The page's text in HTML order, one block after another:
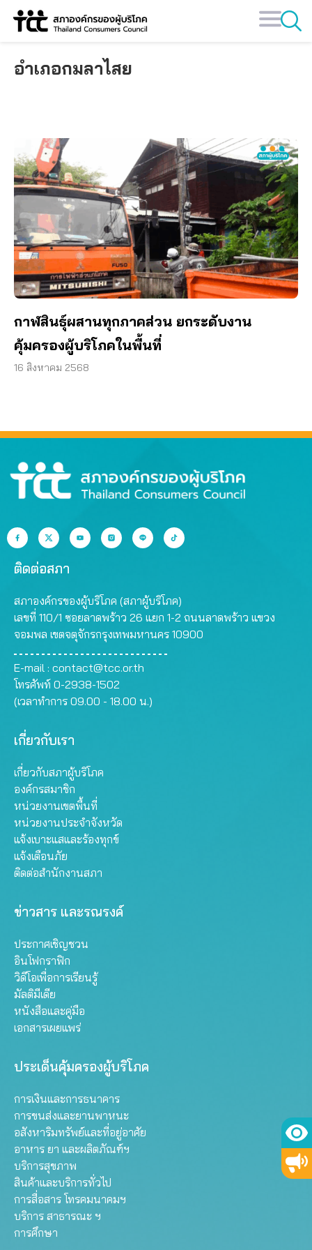
Skip
อำเภอกมลาไสย
กาฬสินธุ์ผสานทุกภาคส่วน ยกระดับงาน
คุ้มครองผู้บริโภคในพื้นที่
16 สิงหาคม 2568
ติดต่อสภา
สภาองค์กรของผู้บริโภค (สภาผู้บริโภค)
เลขที่ 110/1 ซอยลาดพร้าว 26 แยก 1-2 ถนนลาดพร้าว แขวง
จอมพล เขตจตุจักรกรุงเทพมหานคร 10900
E-mail : contact@tcc.or.th
โทรศัพท์ 0-2938-1502
(เวลาทำการ 09.00 - 18.00 น.)
เกี่ยวกับเรา
เกี่ยวกับสภาผู้บริโภค
องค์กรสมาชิก
หน่วยงานเขตพื้นที่
หน่วยงานประจำจังหวัด
แจ้งเบาะแสและร้องทุกข์
แจ้งเตือนภัย
ติดต่อสำนักงานสภา
ข่าวสาร และรณรงค์
ประกาศเชิญชวน
อินโฟกราฟิก
วิดีโอเพื่อการเรียนรู้
มัลติมีเดีย
หนังสือและคู่มือ
เอกสารเผยแพร่
ประเด็นคุ้มครองผู้บริโภค
การเงินและการธนาคาร
การขนส่งและยานพาหนะ
อสังหาริมทรัพย์และที่อยู่อาศัย
อาหาร ยา และผลิตภัณฑ์ฯ
บริการสุขภาพ
สินค้าและบริการทั่วไป
การสื่อสาร โทรคมนาคมฯ
บริการ สาธารณะ ฯ
การศึกษา